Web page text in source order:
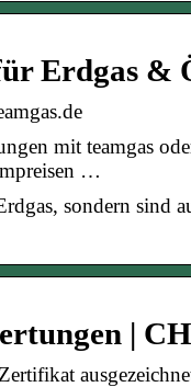
Erdgas &
mit teamgas
…
sondern sind
|